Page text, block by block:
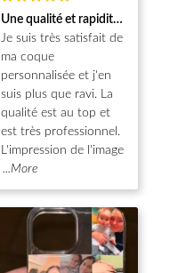
Note5
sur 5
Une qualité et rapidité au top!
Je suis très satisfait de
ma coque
personnalisée et j'en
suis plus que ravi. La
qualité est au top et
est très professionnel.
L'impression de l'image
...More